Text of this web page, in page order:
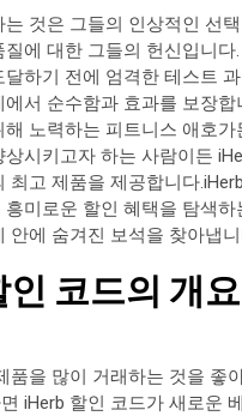
는 것은 그들의 인상적인 선
에 대한 그들의 헌신입니다
하기 전에 엄격한 테스트 과
서 순수함과 효과를 보장합
노력하는 피트니스 애호가
시키고자 하는 사람이든
최고 제품을 제공합니다
흥미로운 할인 혜택을 탐색하
안에 숨겨진 보석을 찾아냅
코드의 개
품을 많이 거래하는 것을 좋
iHerb 할인 코드가 새로운